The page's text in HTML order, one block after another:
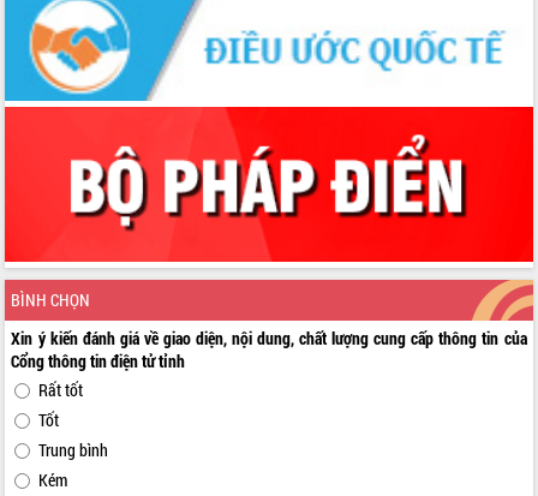
BÌNH CHỌN
Xin ý kiến đánh giá về giao diện, nội dung, chất lượng cung cấp thông tin của
Cổng thông tin điện tử tỉnh
Rất tốt
Tốt
Trung bình
Kém